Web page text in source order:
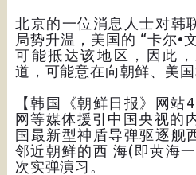
北京的一位消息人士对韩
局势升温，美国的 “卡尔•
可能抵达该地区，因此
道，可能意在向朝鲜、美国
【韩国《朝鲜日报》网
网等媒体援引中国央视的
国最新型神盾导弹驱逐舰
邻近朝鲜的西 海(即黄海
次实弹演习。